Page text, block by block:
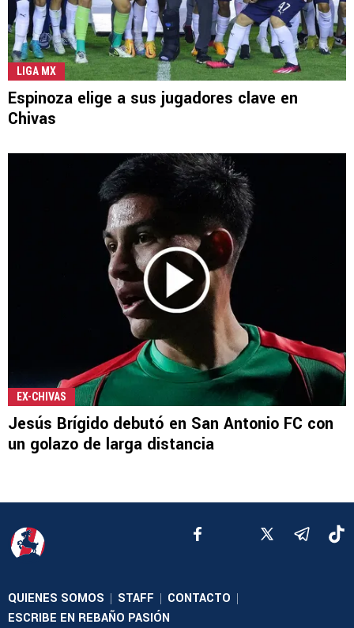
LIGA MX
Espinoza elige a sus jugadores clave en
Chivas
EX-CHIVAS
Jesús Brígido debutó en San Antonio FC con
un golazo de larga distancia
QUIENES SOMOS STAFF CONTACTO
ESCRIBE EN REBAÑO PASIÓN